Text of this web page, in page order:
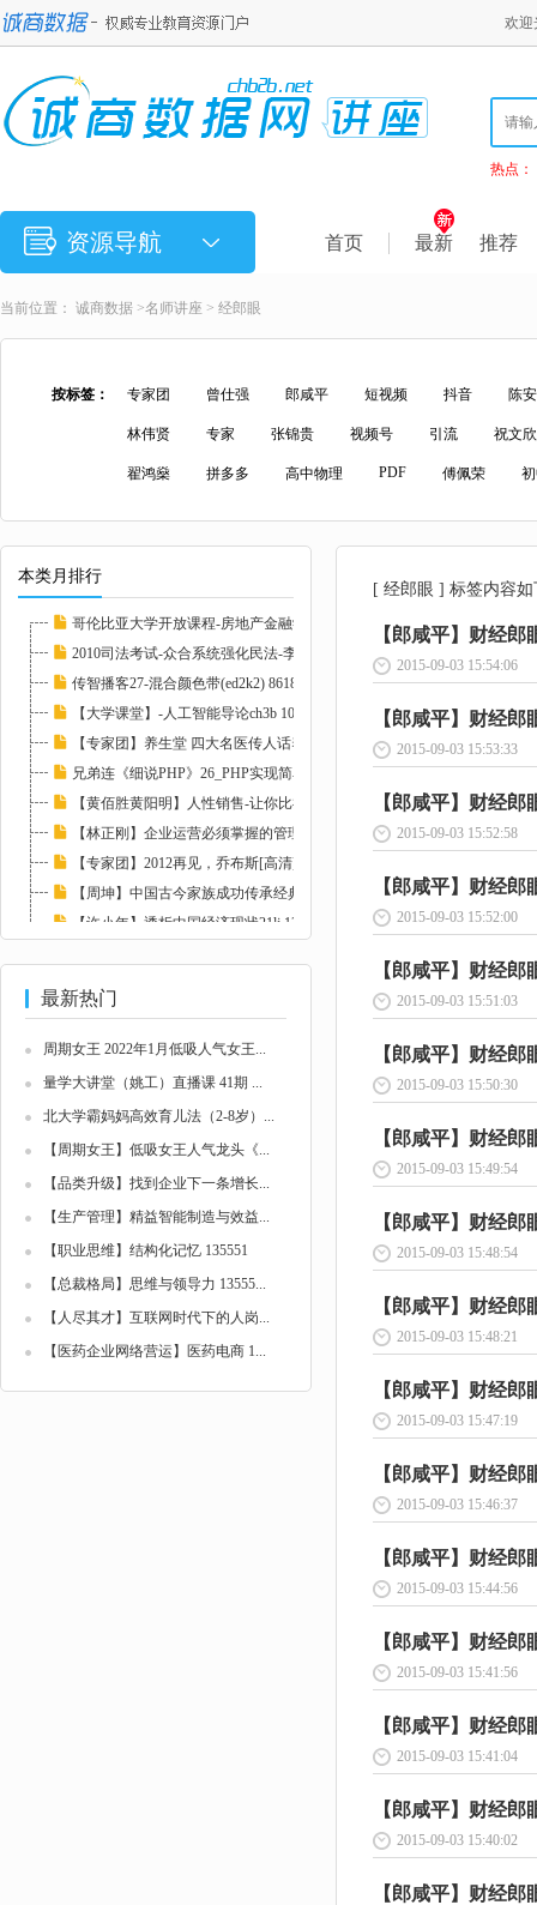
欢迎
热点：
资源导航 首页 最新 推荐
当前位置： 诚商数据 >名师讲座 > 经郎眼
按标签： 专家团 曾仕强 郎咸平 短视频 抖音 陈
林伟贤 专家 张锦贵 视频号 引流 祝文欣
翟鸿燊 拼多多 高中物理 PDF 傅佩荣
本类月排行
哥伦比亚大学开放课程-房地产金融学 I(ed2k2)...
2010司法考试-众合系统强化民法-李建伟.mp3(e...
传智播客27-混合颜色带(ed2k2) 86182
【大学课堂】-人工智能导论ch3b 108419
【专家团】养生堂 四大名医传人话养生21lj 83...
兄弟连《细说PHP》26_PHP实现简单计算器(ed2k...
【黄佰胜黄阳明】人性销售-让你比神更会卖21l...
【林正刚】企业运营必须掌握的管理工具 11324...
【专家团】2012再见，乔布斯[高清]llxl 82372...
【周坤】中国古今家族成功传承经典案例21lj 8...
【许小年】透析中国经济现状21lj 124684
最新热门
周期女王 2022年1月低吸人气女王...
量学大讲堂（姚工）直播课 41期 ...
北大学霸妈妈高效育儿法（2-8岁）...
【周期女王】低吸女王人气龙头《...
【品类升级】找到企业下一条增长...
【生产管理】精益智能制造与效益...
【职业思维】结构化记忆 135551
【总裁格局】思维与领导力 13555...
【人尽其才】互联网时代下的人岗...
【医药企业网络营运】医药电商 1...
[ 经郎眼 ] 标签内容如
【郎咸平】财经郎
2015-09-03 15:54:06
【郎咸平】财经郎
2015-09-03 15:53:33
【郎咸平】财经郎
2015-09-03 15:52:58
【郎咸平】财经郎
2015-09-03 15:52:00
【郎咸平】财经郎
2015-09-03 15:51:03
【郎咸平】财经郎
2015-09-03 15:50:30
【郎咸平】财经郎
2015-09-03 15:49:54
【郎咸平】财经郎
2015-09-03 15:48:54
【郎咸平】财经郎
2015-09-03 15:48:21
【郎咸平】财经郎
2015-09-03 15:47:19
【郎咸平】财经郎
2015-09-03 15:46:37
【郎咸平】财经郎
2015-09-03 15:44:56
【郎咸平】财经郎
2015-09-03 15:41:56
【郎咸平】财经
2015-09-03 15:41:04
【郎咸平】财经郎
2015-09-03 15:40:02
【郎咸平】财经郎